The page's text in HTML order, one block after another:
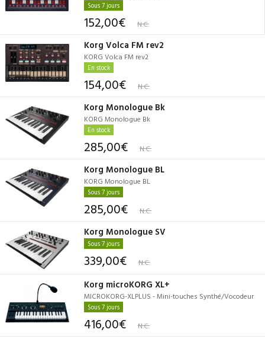
Sous 7 jours
152,00€ N.C.
Korg Volca FM rev2
KORG Volca FM rev2
En stock
154,00€ N.C.
Korg Monologue Bk
KORG Monologue Bk
En stock
285,00€ N.C.
Korg Monologue BL
KORG Monologue BL
Sous 7 jours
285,00€ N.C.
Korg Monologue SV
Sous 7 jours
339,00€ N.C.
Korg microKORG XL+
MICROKORG-XLPLUS - Mini-touches Synthé/Vocodeur
Sous 7 jours
416,00€ N.C.